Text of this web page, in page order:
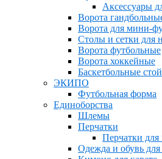
Аксессуары
Ворота
Ворота для мини-
Столы и сетки для
Ворота футбольные
Ворота хоккейные
Баскетбольные
ЭКИПО
Футбольная форма
Единоборства
Шлемы
Перчатки
Перчатки для
Одежда и обувь для